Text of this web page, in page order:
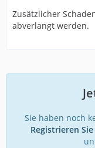
Zusätzlicher
abverlangt werden.
Sie haben noch
Registrieren